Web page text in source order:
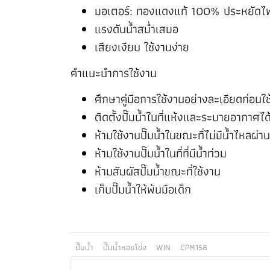
มอเตอร์: ทองแดงแท้ 100% ประหยัด
แรงดันน้ำสม่ำเสมอ
เสียงเงียบ ใช้งานง่าย
คำแนะนำการใช้งาน
ศึกษาคู่มือการใช้งานอย่างละเอียดก่อนใ
ติดตั้งปั๊มน้ำในที่แห้งและระบายอากาศไ
ห้ามใช้งานปั๊มน้ำในขณะที่ไม่มีน้ำไหลผ่าน
ห้ามใช้งานปั๊มน้ำในที่ที่มีน้ำท่วม
ห้ามสัมผัสปั๊มน้ำขณะที่ใช้งาน
เก็บปั๊มน้ำให้พ้นมือเด็ก
ปั๊มน้ำ ปั๊มน้ำหอยโข่ง WIN CPM158